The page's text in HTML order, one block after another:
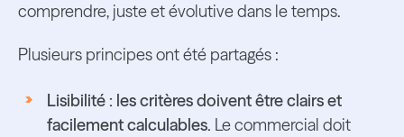
comprendre, juste et évolutive dans le temps.
Plusieurs principes ont été partagés :
Lisibilité : les critères doivent être clairs et
facilement calculables. Le commercial doit